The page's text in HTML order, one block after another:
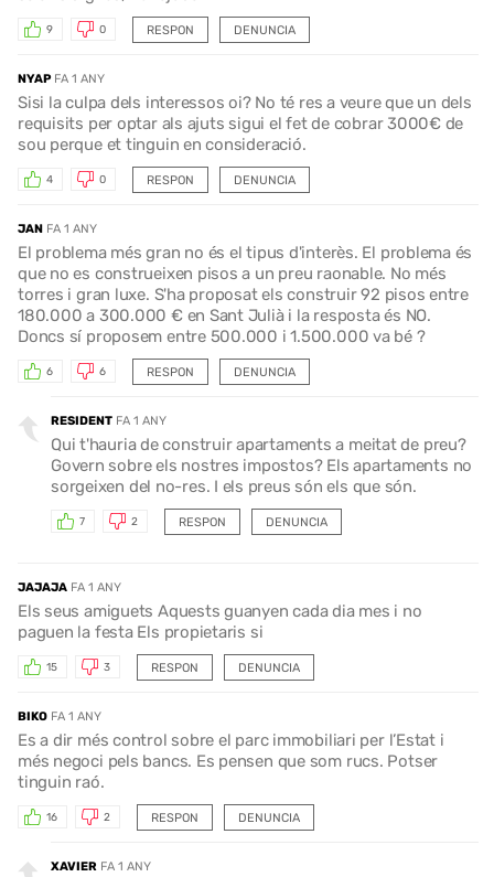
RESPON
9 0 DENUNCIA
NYAP FA 1 ANY
Sisi la culpa dels interessos oi? No té res a veure que un dels
requisits per optar als ajuts sigui el fet de cobrar 3000€ de
sou perque et tinguin en consideració.
RESPON
4 0 DENUNCIA
JAN FA 1 ANY
El problema més gran no és el tipus d'interès. El problema és
que no es construeixen pisos a un preu raonable. No més
torres i gran luxe. S'ha proposat els construir 92 pisos entre
180.000 a 300.000 € en Sant Julià i la resposta és NO.
Doncs sí proposem entre 500.000 i 1.500.000 va bé ?
RESPON
6 6 DENUNCIA
RESIDENT FA 1 ANY
Qui t'hauria de construir apartaments a meitat de preu?
Govern sobre els nostres impostos? Els apartaments no
sorgeixen del no-res. I els preus són els que són.
RESPON
7 2 DENUNCIA
JAJAJA FA 1 ANY
Els seus amiguets Aquests guanyen cada dia mes i no
paguen la festa Els propietaris si
RESPON
15 3 DENUNCIA
BIKO FA 1 ANY
Es a dir més control sobre el parc immobiliari per l’Estat i
més negoci pels bancs. Es pensen que som rucs. Potser
tinguin raó.
RESPON
16 2 DENUNCIA
XAVIER FA 1 ANY